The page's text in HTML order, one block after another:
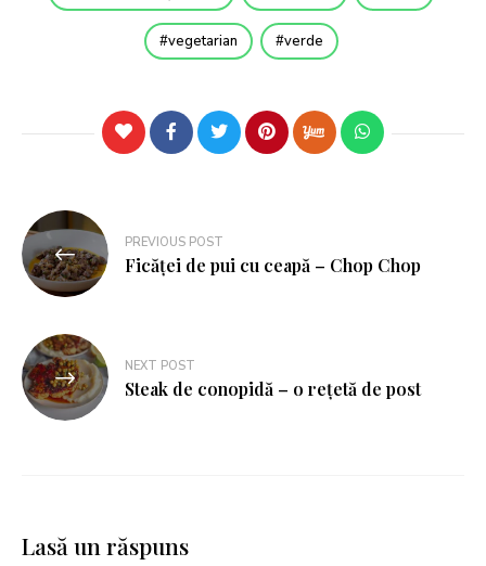
vegetarian verde
PREVIOUS POST
Ficăței de pui cu ceapă – Chop Chop
NEXT POST
Steak de conopidă – o rețetă de post
Lasă un răspuns